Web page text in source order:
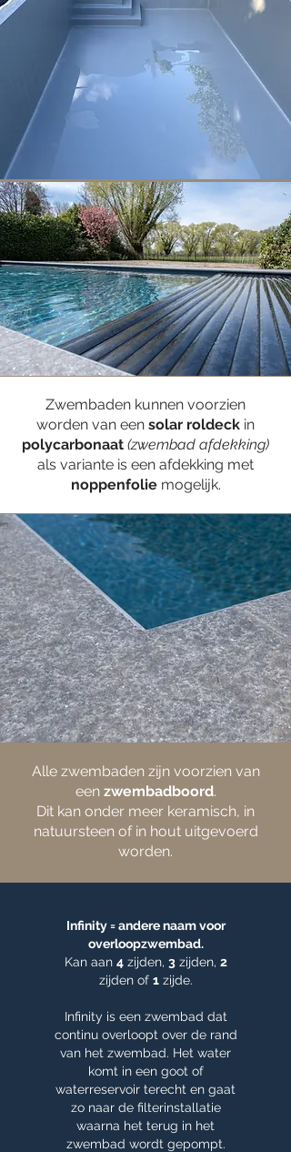
Zwembaden kunnen voorzien
worden van een solar roldeck in
polycarbonaat (zwembad afdekking)
als variante is een afdekking met
noppenfoliemogelijk.
Alle zwembaden zijn voorzien van
een zwembadboord.
Dit kan onder meer keramisch, in
natuursteen of in hout uitgevoerd
worden.
Infinity = andere naam voor
overloopzwembad.
Kan aan 4zijden, 3zijden, 2
zijden of 1zijde.
Infinity is een zwembad dat
continu overloopt over de rand
van het zwembad. Het water
komt in een goot of
waterreservoir terecht en gaat
zo naar de filterinstallatie
waarna het terug in het
zwembad wordt gepompt.